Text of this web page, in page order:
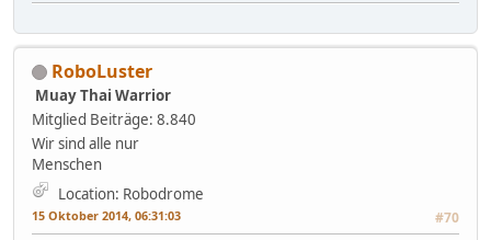
RoboLuster
Muay Thai Warrior
Mitglied Beiträge: 8.840
Wir sind alle nur
Menschen
Location: Robodrome
15 Oktober 2014, 06:31:03 #70